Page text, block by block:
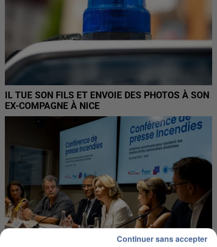
IL TUE SON FILS ET ENVOIE DES PHOTOS À SON
EX-COMPAGNE À NICE
Continuer sans accepter